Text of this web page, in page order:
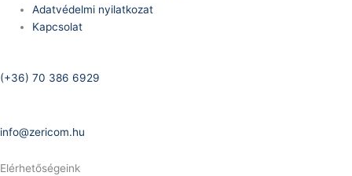
Adatvédelmi nyilatkozat
Kapcsolat
(+36) 70 386 6929
info@zericom.hu
Elérhetőségeink